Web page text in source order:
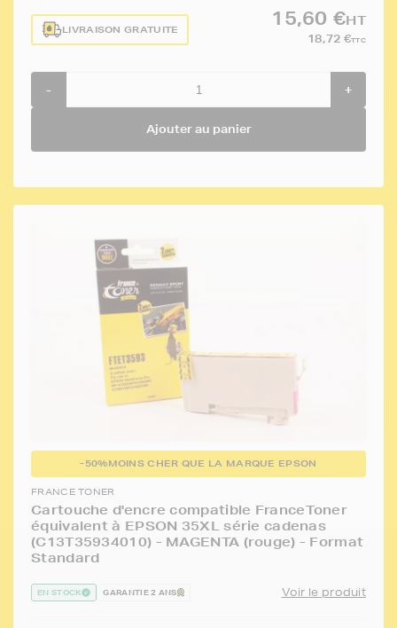
LIVRAISON GRATUITE
15,60 €HT
18,72 €TTC
- +
Ajouter au panier
-50%MOINS CHER QUE LA MARQUE EPSON
FRANCE TONER
Cartouche d'encre compatible FranceToner
équivalent à EPSON 35XL série cadenas
(C13T35934010) - MAGENTA (rouge) - Format
Standard
EN STOCK GARANTIE 2 ANS Voir le produit